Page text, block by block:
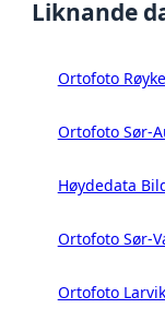
Liknande
Ortofoto
Ortofoto Sør-
Høydedata
Ortofoto Sør-
Ortofoto